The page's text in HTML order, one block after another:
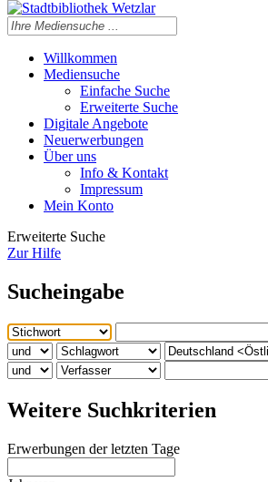
Willkommen
Mediensuche
Einfache Suche
Erweiterte Suche
Digitale Angebote
Neuerwerbungen
Über uns
Info & Kontakt
Impressum
Mein Konto
Erweiterte Suche
Zur Hilfe
Sucheingabe
Weitere Suchkriterien
Erwerbungen der letzten Tage